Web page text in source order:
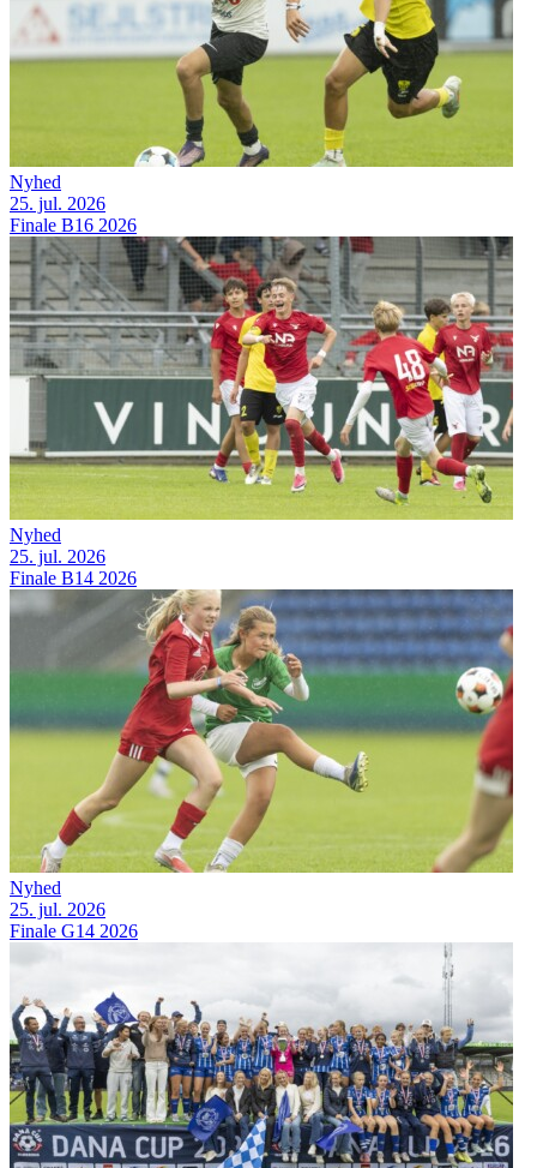
Nyhed
25. jul. 2026
Finale B16 2026
Nyhed
25. jul. 2026
Finale B14 2026
Nyhed
25. jul. 2026
Finale G14 2026